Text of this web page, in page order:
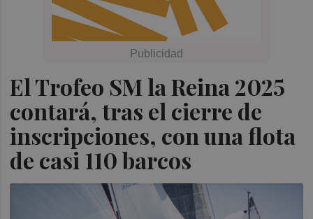
El Trofeo SM la Reina 2025
contará, tras el cierre de
inscripciones, con una flota
de casi 110 barcos